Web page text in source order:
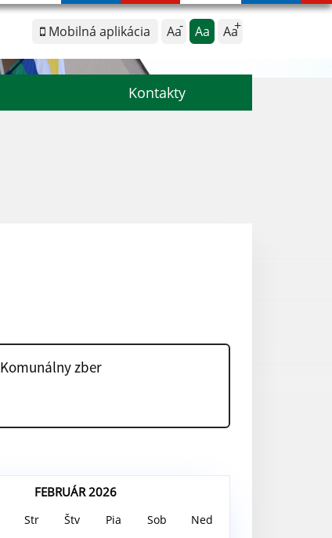
Mobilná aplikácia Aa Aa Aa
Kontakty
Komunálny zber
FEBRUÁR 2026
Str Štv Pia Sob Ned